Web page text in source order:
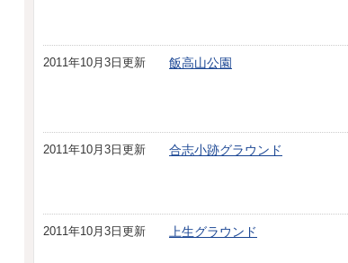
2011年10月3日更新 飯高山公園
2011年10月3日更新 合志小跡グラウンド
2011年10月3日更新 上生グラウンド